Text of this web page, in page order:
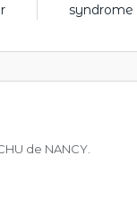
syndrome
de NANCY.